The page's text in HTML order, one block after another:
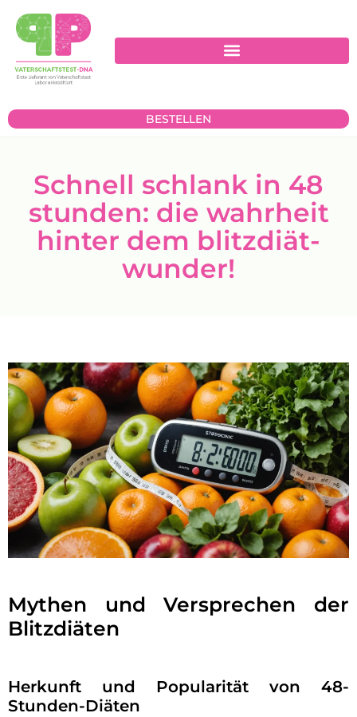
BESTELLEN
Schnell schlank in 48
stunden: die wahrheit
hinter dem blitzdiät-
wunder!
Mythen und Versprechen der
Blitzdiäten
Herkunft und Popularität von 48-
Stunden-Diäten